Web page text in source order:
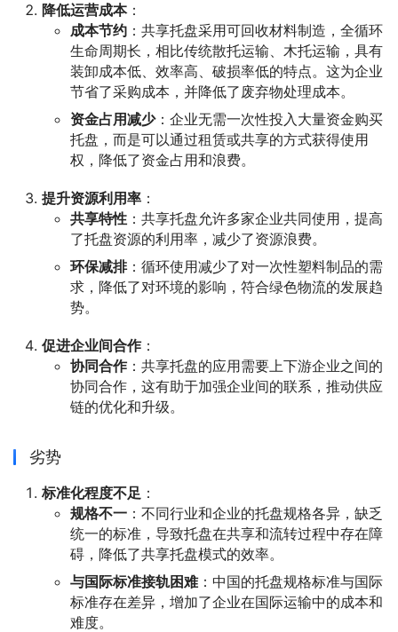
降低运营成本：
成本节约 ：共享托盘采用可回收材料制造，全循环
生命周期长，相比传统散托运输、木托运输，具有
装卸成本低、效率高、破损率低的特点。这为企业
节省了采购成本，并降低了废弃物处理成本。
资金占用减少：企业无需一次性投入大量资金购买
托盘，而是可以通过租赁或共享的方式获得使用
权，降低了资金占用和浪费。
提升资源利用率 ：
共享特性 ：共享托盘允许多家企业共同使用，提高
了托盘资源的利用率，减少了资源浪费。
环保减排：循环使用减少了对一次性塑料制品的需
求，降低了对环境的影响，符合绿色物流的发展趋
势。
促进企业间合作：
协同合作：共享托盘的应用需要上下游企业之间的
协同合作，这有助于加强企业间的联系，推动供应
链的优化和升级。
劣势
标准化程度不足 ：
规格不一 ：不同行业和企业的托盘规格各异，缺乏
统一的标准，导致托盘在共享和流转过程中存在障
碍，降低了共享托盘模式的效率。
与国际标准接轨困难：中国的托盘规格标准与国际
标准存在差异，增加了企业在国际运输中的成本和
难度。